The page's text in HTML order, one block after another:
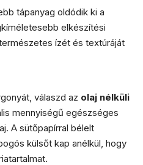
tápanyag oldódik ki a
elkészítési
ízét és textúráját
válaszd az olaj nélküli
mennyiségű egészséges
A sütőpapírral bélelt
külsőt kap anélkül, hogy